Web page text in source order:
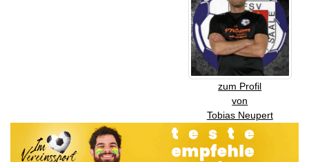
zum Profil
von
Tobias Neupert